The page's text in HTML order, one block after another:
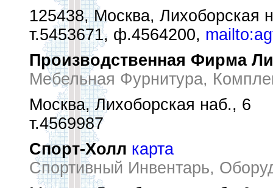
125438, Москва, Лихоборская
т.5453671, ф.4564200,
Производственная Фирма
Мебельная Фурнитура,
Москва, Лихоборская наб., 6
т.4569987
Спорт-Холл карта
Спортивный Инвентарь,